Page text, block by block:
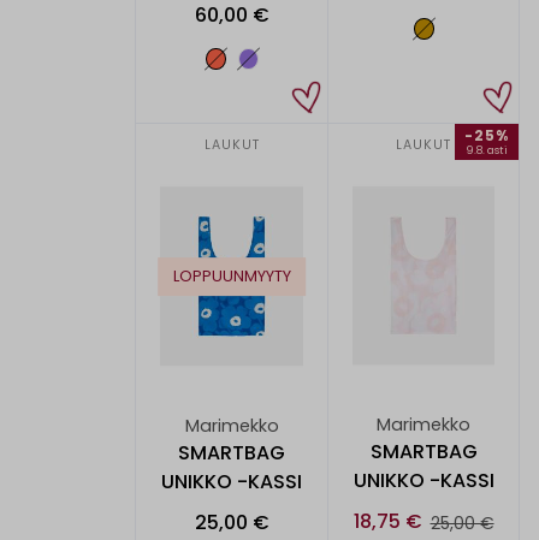
60,00 €
LAUKUT
LOPPUUNMYYTY
Marimekko
SMARTBAG
UNIKKO -KASSI
25,00 €
LAUKUT -25%
9.8. asti
Marimekko
SMARTBAG
UNIKKO -KASSI
18,75 € 25,00 €